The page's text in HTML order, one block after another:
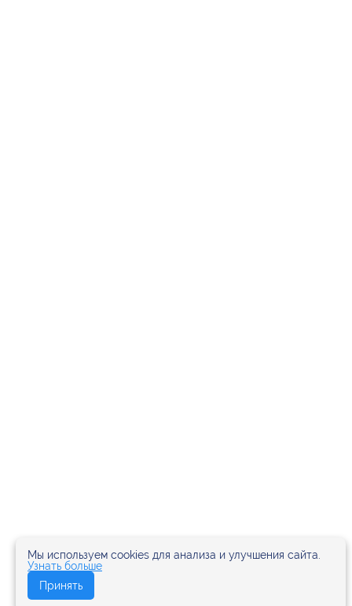
Мы используем cookies для анализа и улучшения сайта.
Узнать больше
Принять